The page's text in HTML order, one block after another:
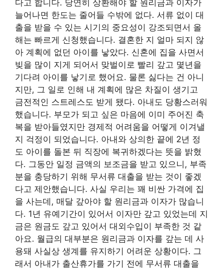
다고 합니다. 당연히 상환해야 할 원리금과 이자가
늘어나면 한도는 줄어들 수밖에 없다. 서류 없이 대
출을 받을 수 있는 시기의 중요성이 강조되면서 올
해는 빠르게 신청했습니다. 결혼한 지 얼마 되지 않
아 계획에 없던 아이를 낳았다. 신혼에 집을 사면서
빚을 많이 지게 되어서 맞벌이로 빨리 갚고 몇년을
기다려 아이를 낳기로 했어요. 물론 싫다는 건 아니
지만, 그 일로 인해 내 계획에 많은 차질이 생기고
금전적인 스트레스도 받게 됐다. 아내도 당황스러워
했습니다. 부모가 되고 싶은 마음에 이미 주어진 축
복을 받아들였지만 경제적 어려움을 어떻게 이겨낼
지 걱정이 되었습니다. 아내와 상의한 끝에 2년 정
도 아이를 돌본 뒤 직장에 복귀하겠다는 뜻을 밝혔
다. 그동안 일정 금액의 보조금을 받고 있으니, 부족
분을 충당하기 위해 무서류 대출을 받는 것이 좋겠
다고 제안했습니다. 사실 우리는 꽤 비싼 가격에 집
을 사는데, 매달 갚아야 할 원리금과 이자가 많습니
다. 1년 유예기간이 있어서 이자만 갚고 있었는데 지
금은 원금도 갚고 있어서 대외수입이 부족한 것 같
아요. 월급의 대부분은 원리금과 이자를 갚는 데 사
용돼 사실상 생계를 유지하기 어려운 상황이다. 그
래서 아내가 출산휴가를 가기 전에 무서류 대출을